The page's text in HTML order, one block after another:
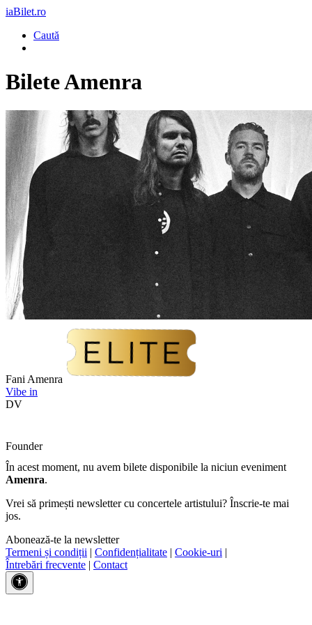
iaBilet.ro
Caută
BileteAmenra
Fani Amenra
Vibe in
DV
Founder
În acest moment, nu avem bilete disponibile la niciun eveniment
Amenra.
Vrei să primești newsletter cu concertele artistului? Înscrie-te mai
jos.
Abonează-te la newsletter
Termeni și condiții | Confidențialitate | Cookie-uri |
Întrebări frecvente | Contact